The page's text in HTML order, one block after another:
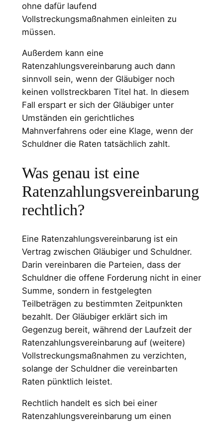
ohne dafür laufend
Vollstreckungsmaßnahmen einleiten zu
müssen.
Außerdem kann eine
Ratenzahlungsvereinbarung auch dann
sinnvoll sein, wenn der Gläubiger noch
keinen vollstreckbaren Titel hat. In diesem
Fall erspart er sich der Gläubiger unter
Umständen ein gerichtliches
Mahnverfahrens oder eine Klage, wenn der
Schuldner die Raten tatsächlich zahlt.
Was genau ist eine
Ratenzahlungsvereinbarung
rechtlich?
Eine Ratenzahlungsvereinbarung ist ein
Vertrag zwischen Gläubiger und Schuldner.
Darin vereinbaren die Parteien, dass der
Schuldner die offene Forderung nicht in einer
Summe, sondern in festgelegten
Teilbeträgen zu bestimmten Zeitpunkten
bezahlt. Der Gläubiger erklärt sich im
Gegenzug bereit, während der Laufzeit der
Ratenzahlungsvereinbarung auf (weitere)
Vollstreckungsmaßnahmen zu verzichten,
solange der Schuldner die vereinbarten
Raten pünktlich leistet.
Rechtlich handelt es sich bei einer
Ratenzahlungsvereinbarung um einen